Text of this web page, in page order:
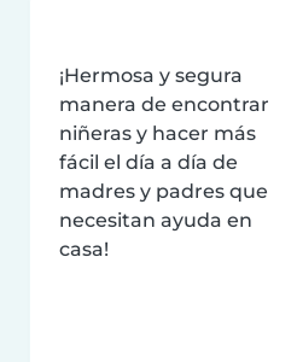
¡Hermosa y segura
manera de encontrar
niñeras y hacer más
fácil el día a día de
madres y padres que
necesitan ayuda en
casa!